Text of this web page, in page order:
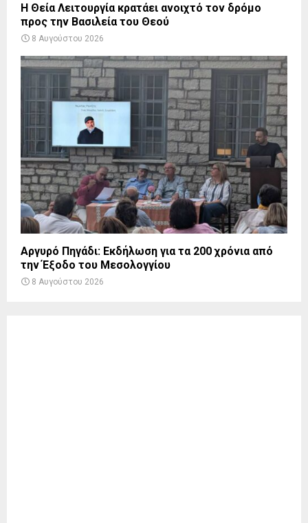
Η Θεία Λειτουργία κρατάει ανοιχτό τον δρόμο
προς την Βασιλεία του Θεού
8 Αυγούστου 2026
Αργυρό Πηγάδι: Εκδήλωση για τα 200 χρόνια από
την Έξοδο του Μεσολογγίου
8 Αυγούστου 2026